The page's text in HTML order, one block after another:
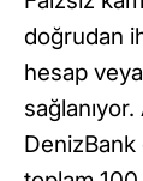
doğrudan
hesap
DenizBank